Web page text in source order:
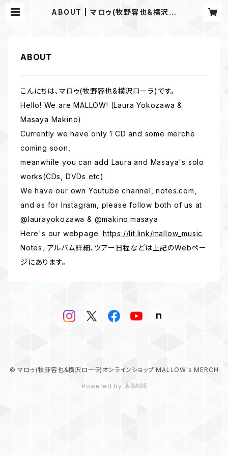
ABOUT | マロゥ(牧野容也&横沢ロ
ABOUT
こんにちは、マロゥ(牧野容也&横沢ローラ)です。
Hello! We are MALLOW! (Laura Yokozawa &
Masaya Makino)
Currently we have only 1 CD and some merche
coming soon,
meanwhile you can add Laura and Masaya's solo
works(CDs, DVDs etc)
We have our own Youtube channel, notes.com,
and as for Instagram, please follow both of us at
@laurayokozawa & @makino.masaya
Here's our webpage:https://lit.link/mallow_music
Notes, アルバム詳細、ツアー日程などは上記のWebペー
ジにあります。
© マロゥ(牧野容也&横沢ローラ)オンラインショップ MALLOW's MERCH
Powered by